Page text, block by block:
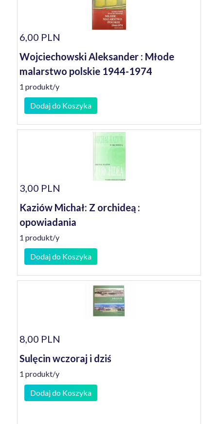
6,00 PLN
Wojciechowski Aleksander : Młode
malarstwo polskie 1944-1974
1 produkt/y
Dodaj do Koszyka
3,00 PLN
Kaziów Michał: Z orchideą :
opowiadania
1 produkt/y
Dodaj do Koszyka
8,00 PLN
Sulęcin wczoraj i dziś
1 produkt/y
Dodaj do Koszyka